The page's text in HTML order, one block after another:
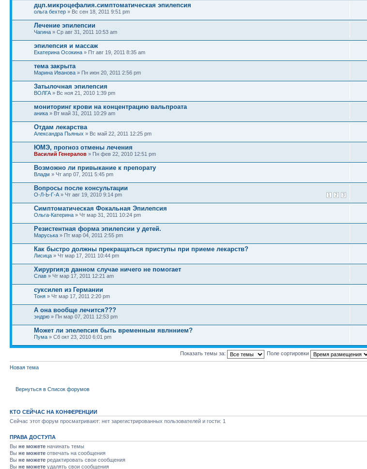
дцп.микроцефалия.симптоматическая эпилепсия
ольга бехтер » Вс сен 18, 2011 9:51 pm
Лечение эпилепсии
Чагина » Ср авг 31, 2011 10:53 am
эпилепсия и массаж
Екатерина Осокина » Пт авг 19, 2011 8:35 am
тема закрыта
Марина Иванова » Пн июн 20, 2011 2:56 pm
Затылочная эпилепсия
ВОЛГА » Вс ноя 21, 2010 1:39 pm
мониторинг крови на концентрацию вальпроата
аника » Вт май 31, 2011 10:29 am
Отдам лекарства
Александра Пьяных » Вс май 22, 2011 12:25 pm
ЮМЭ, прогноз отмены лечения
Василий Генералов » Пн фев 22, 2010 12:51 pm
Возможно ли привыкание к препорату
Владм » Чт апр 07, 2011 5:45 pm
Вопросы после консультации
1 2 3
О-Л-Ь-Г-А » Чт авг 19, 2010 9:14 pm
Симптоматическая Фокальная Эпилепсия
Ольга-Катерина » Чт мар 31, 2011 10:24 pm
Резистентная форма эпилепсии у детей.
Маруська » Пт мар 04, 2011 2:55 pm
Как быстро должны прекращаться приступы при приеме лекарств?
Лисица » Чт мар 17, 2011 10:44 pm
Хирургия;в данном случае ничего не помогает
Слав » Чт мар 17, 2011 12:21 am
суксилеп из Германии
Тоня » Чт мар 17, 2011 2:20 pm
А она вообще лечится???
эндрю » Пн мар 07, 2011 12:53 pm
Может ли эпелепсия быть временным явлннием?
Пума » Сб окт 23, 2010 6:01 pm
Показать темы за: Поле сортировки
Новая тема
Вернуться в Список форумов
КТО СЕЙЧАС НА КОНФЕРЕНЦИИ
Сейчас этот форум просматривают: нет зарегистрированных пользователей и гости: 1
ПРАВА ДОСТУПА
Вы не можете начинать темы
Вы не можете отвечать на сообщения
Вы не можете редактировать свои сообщения
Вы не можете удалять свои сообщения